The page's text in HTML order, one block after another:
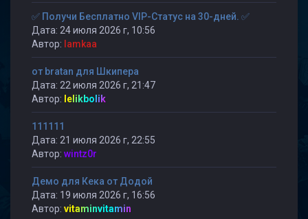
✅ Получи Бесплатно VIP-Статус на 30-дней. ✅
Дата: 24 июля 2026 г, 10:56
Автор: lamkaa
от bratan для Шкипера
Дата: 22 июля 2026 г, 21:47
Автор: lelikbolik
111111
Дата: 21 июля 2026 г, 22:55
Автор: wintz0r
Демо для Кека от Додой
Дата: 19 июля 2026 г, 16:56
Автор: vitaminvitamin